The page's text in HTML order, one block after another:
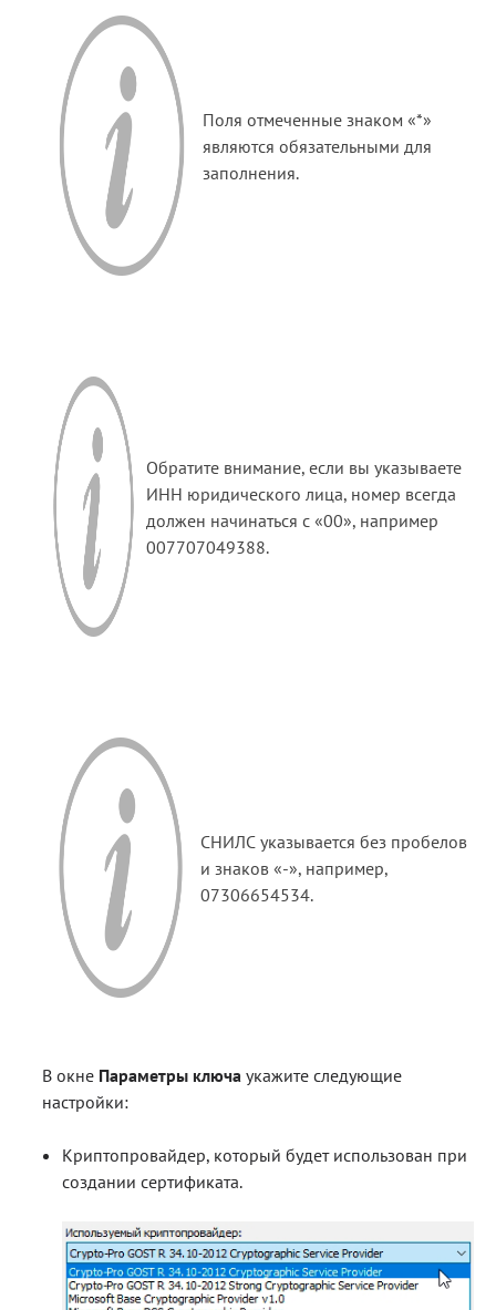
Поля отмеченные знаком «*»
являются обязательными для
заполнения.
Обратите внимание, если вы указываете
ИНН юридического лица, номер всегда
должен начинаться с «00», например
007707049388.
СНИЛС указывается без пробелов
и знаков «-», например,
07306654534.
В окне Параметры ключа укажите следующие
настройки:
Криптопровайдер, который будет использован при
создании сертификата.